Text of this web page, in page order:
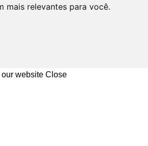
mais relevantes para você.
website Close